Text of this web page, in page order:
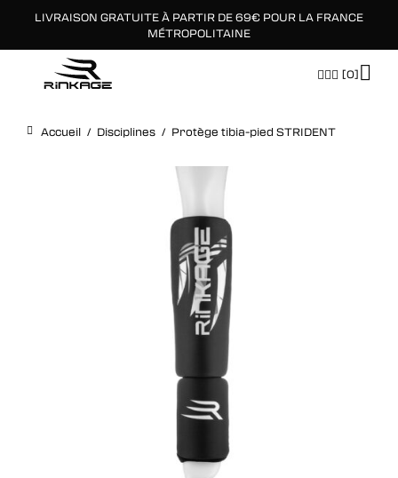
LIVRAISON GRATUITE À PARTIR DE 69€ POUR LA FRANCE
MÉTROPOLITAINE
[0]
Accueil / Disciplines / Protège tibia-pied STRIDENT